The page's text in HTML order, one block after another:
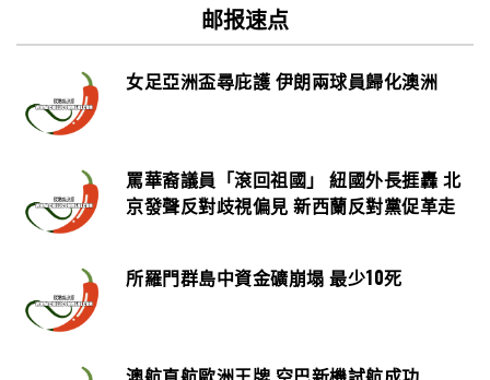
邮报速点
女足亞洲盃尋庇護 伊朗兩球員歸化澳洲
罵華裔議員「滾回祖國」 紐國外長捱轟 北
京發聲反對歧視偏見 新西蘭反對黨促革走
所羅門群島中資金礦崩塌 最少10死